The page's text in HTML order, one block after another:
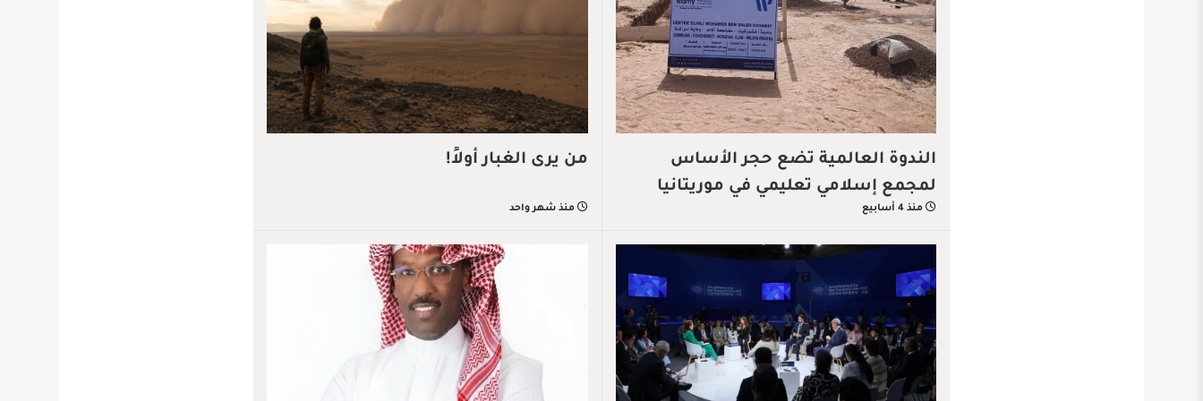
الندوة العالمية تضع حجر الأساس
لمجمع إسلامي تعليمي في موريتانيا
منذ 4 أسابيع
من يرى الغبار أولاً!
منذ شهر واحد